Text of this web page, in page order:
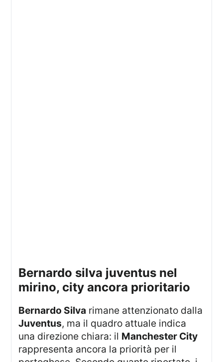
bernardo silva juventus nel
mirino, city ancora prioritario
Bernardo Silva rimane attenzionato dalla
Juventus, ma il quadro attuale indica
una direzione chiara: il Manchester City
rappresenta ancora la priorità per il